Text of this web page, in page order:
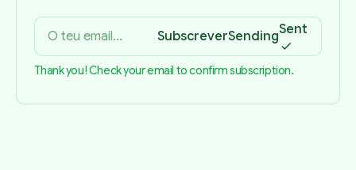
SubscreverSendingSent
Thank you! Check your email to confirm subscription.